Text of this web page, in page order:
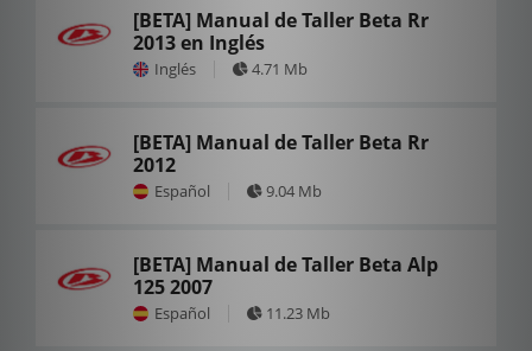
[BETA] Manual de Taller Beta Rr
2013 en Inglés
Inglés 4.71 Mb
[BETA] Manual de Taller Beta Rr
2012
Español 9.04 Mb
[BETA] Manual de Taller Beta Alp
125 2007
Español 11.23 Mb